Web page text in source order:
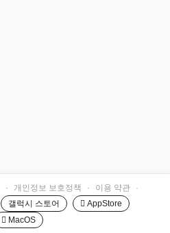
· 개인정보 보호정책 · 이용 약관
·
갤럭시 스토어
 AppStore
 MacOS